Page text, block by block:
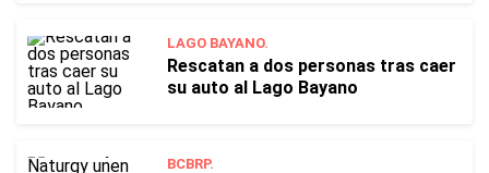
LAGO BAYANO.
Rescatan a dos personas tras caer
su auto al Lago Bayano
BCBRP.